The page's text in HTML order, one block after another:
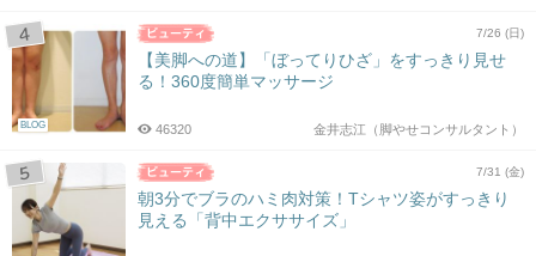
BLOG
7/26 (日)
【美脚への道】「ぼってりひざ」をすっきり見せ
る！360度簡単マッサージ
金井志江（脚やせコンサルタント）
46320
7/31 (金)
朝3分でブラのハミ肉対策！Tシャツ姿がすっきり
見える「背中エクササイズ」